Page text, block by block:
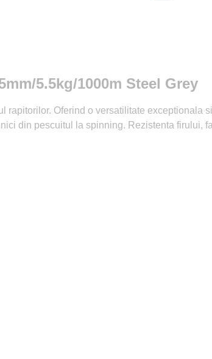
5.5kg/1000m Steel Grey
Oferind o versatilitate exceptionala
din pescuitul la spinning. Rezistenta firului,